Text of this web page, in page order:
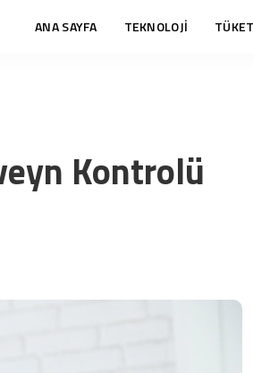
ANA SAYFA TEKNOLOJİ
Kontrolü